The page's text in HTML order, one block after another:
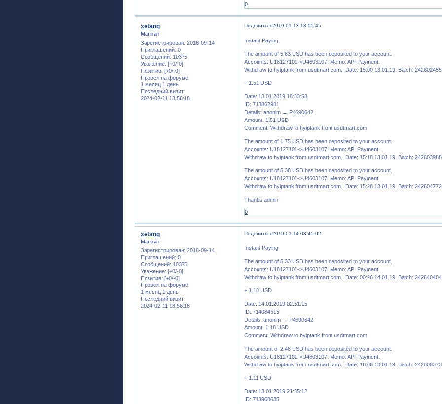
0
Поделиться2019-01-13 18:55:45
xetang
Магнат
Зарегистрирован: 2018-09-14
Приглашений: 0
Сообщений: 10375
Уважение: [+0/-0]
Позитив: [+0/-0]
Провел на форуме:
1 месяц 1 день
Последний визит:
2024-02-11 18:56:18
Instant Paying:
The amount of 5.83 USD has been deposited to your account.
Accounts: U18127101->U4603107. Memo: API Payment.
Withdraw to hyiptank from usdtmart.com.. Date: 15:00 13.01.19. Batch:
+ 1.51 USD
Date: 13.01.2019 18:33:58
ID: 713862981
Details: anonim → P4690642
Amount: 1.51 USD
Comment: Withdraw to hyiptank from usdtmart.com
The amount of 1.75 USD has been deposited to your account.
Accounts: U18127101->U4603107. Memo: API Payment.
Withdraw to hyiptank from usdtmart.com.. Date: 15:18 13.01.19. Batch:
The amount of 5.38 USD has been deposited to your account.
Accounts: U18127101->U4603107. Memo: API Payment.
Withdraw to hyiptank from usdtmart.com.. Date: 15:28 13.01.19. Batch:
Thanks admin
0
Поделиться2019-01-14 03:45:02
xetang
Магнат
Зарегистрирован: 2018-09-14
Приглашений: 0
Сообщений: 10375
Уважение: [+0/-0]
Позитив: [+0/-0]
Провел на форуме:
1 месяц 1 день
Последний визит:
2024-02-11 18:56:18
Instant Paying:
The amount of 5.33 USD has been deposited to your account.
Accounts: U18127101->U4603107. Memo: API Payment.
Withdraw to hyiptank from usdtmart.com.. Date: 00:26 14.01.19. Batch:
+ 1.18 USD
Date: 14.01.2019 02:51:15
ID: 714084515
Details: anonim → P4690642
Amount: 1.18 USD
Comment: Withdraw to hyiptank from usdtmart.com
The amount of 2.46 USD has been deposited to your account.
Accounts: U18127101->U4603107. Memo: API Payment.
Withdraw to hyiptank from usdtmart.com.. Date: 16:06 13.01.19. Batch:
+ 1.11 USD
Date: 13.01.2019 21:35:12
ID: 713968635